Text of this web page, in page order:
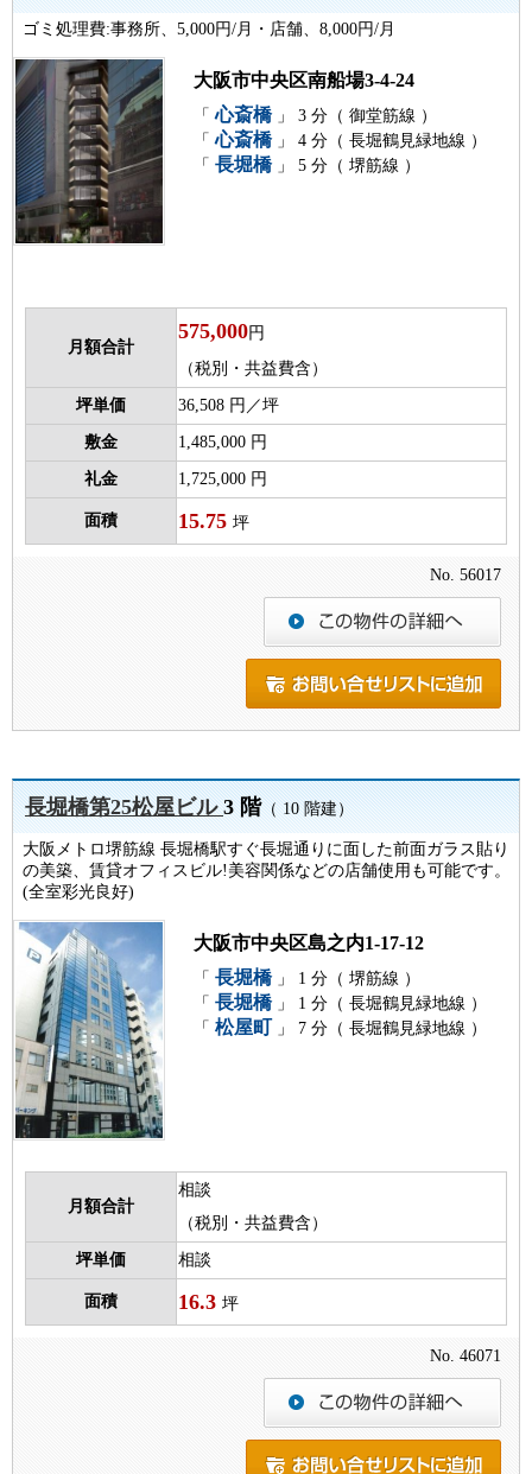
ゴミ処理費:事務所、5,000円/月・店舗、8,000円/月
大阪市中央区南船場3-4-24
「 心斎橋 」 3 分（ 御堂筋線 ）
「 心斎橋 」 4 分（ 長堀鶴見緑地線 ）
「 長堀橋 」 5 分（ 堺筋線 ）
月額合計
575,000円
（税別・共益費含）
坪単価 36,508 円／坪
敷金 1,485,000 円
礼金 1,725,000 円
面積 15.75 坪
No. 56017
長堀橋第25松屋ビル3 階（ 10 階建）
大阪メトロ堺筋線 長堀橋駅すぐ長堀通りに面した前面ガラス貼り
の美築、賃貸オフィスビル!美容関係などの店舗使用も可能です。
(全室彩光良好)
大阪市中央区島之内1-17-12
「 長堀橋 」 1 分（ 堺筋線 ）
「 長堀橋 」 1 分（ 長堀鶴見緑地線 ）
「 松屋町 」 7 分（ 長堀鶴見緑地線 ）
月額合計
相談
（税別・共益費含）
坪単価 相談
面積 16.3 坪
No. 46071